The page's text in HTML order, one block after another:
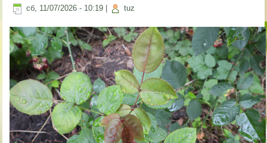
сб, 11/07/2026 - 10:19 tuz